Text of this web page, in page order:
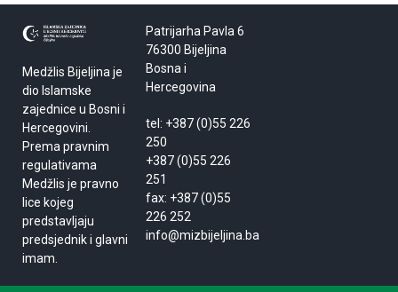
Medžlis Bijeljina je
dio Islamske
zajednice u Bosni i
Hercegovini.
Prema pravnim
regulativama
Medžlis je pravno
lice kojeg
predstavljaju
predsjednik i glavni
imam.
Patrijarha Pavla 6
76300 Bijeljina
Bosna i
Hercegovina
tel: +387 (0)55 226
250
+387 (0)55 226
251
fax: +387 (0)55
226 252
info@mizbijeljina.ba